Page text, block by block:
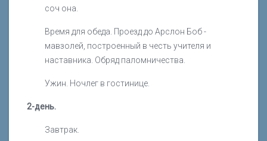
соч она.
Время для обеда. Проезд до Арслон Боб -
мавзолей, построенный в честь учителя и
наставника. Обряд паломничества.
Ужин. Ночлег в гостинице.
2-день.
Завтрак.